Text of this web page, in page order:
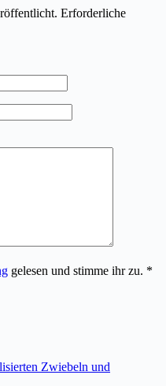
Erforderliche
gelesen und stimme ihr zu. *